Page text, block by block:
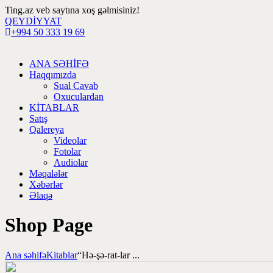
Ting.az veb saytına xoş gəlmisiniz!
QEYDİYYAT
+994 50 333 19 69
ANA SƏHİFƏ
Haqqımızda
Sual Cavab
Oxuculardan
KİTABLAR
Satış
Qalereya
Videolar
Fotolar
Audiolar
Məqalələr
Xəbərlər
Əlaqə
Shop Page
Ana səhifəKitablar“Hə-şə-rat-lar ...